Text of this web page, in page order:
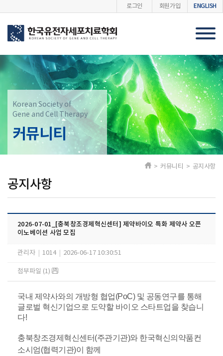
로그인 회원가입 ENGLISH
Korean Society of
Gene and Cell Therapy
커뮤니티
공지사항
> 커뮤니티 > 공지사항
2026-07-01_[충북창조경제혁신센터] 제약바이오 특화 제약사 오픈
이노베이션 사업 모집
관리자 1014 2026-06-17 10:30:51
첨부파일 (1)
국내 제약사와의 개방형 협업(PoC) 및 공동연구를 통해
글로벌 혁신기업으로 도약할 바이오 스타트업을 찾습니
다!
충북창조경제혁신센터(주관기관)와 한국혁신의약품컨
소시엄(협력기관)이 함께